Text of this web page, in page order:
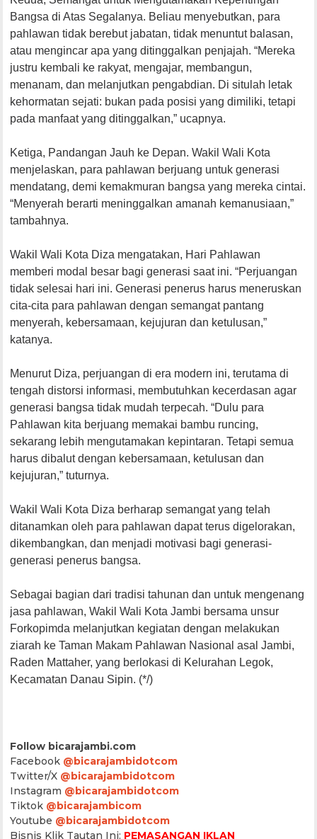
Bangsa di Atas Segalanya. Beliau menyebutkan, para
pahlawan tidak berebut jabatan, tidak menuntut balasan,
atau mengincar apa yang ditinggalkan penjajah. “Mereka
justru kembali ke rakyat, mengajar, membangun,
menanam, dan melanjutkan pengabdian. Di situlah letak
kehormatan sejati: bukan pada posisi yang dimiliki, tetapi
pada manfaat yang ditinggalkan,” ucapnya.
Ketiga, Pandangan Jauh ke Depan. Wakil Wali Kota
menjelaskan, para pahlawan berjuang untuk generasi
mendatang, demi kemakmuran bangsa yang mereka cintai.
“Menyerah berarti meninggalkan amanah kemanusiaan,”
tambahnya.
Wakil Wali Kota Diza mengatakan, Hari Pahlawan
memberi modal besar bagi generasi saat ini. “Perjuangan
tidak selesai hari ini. Generasi penerus harus meneruskan
cita-cita para pahlawan dengan semangat pantang
menyerah, kebersamaan, kejujuran dan ketulusan,”
katanya.
​Menurut Diza, perjuangan di era modern ini, terutama di
tengah distorsi informasi, membutuhkan kecerdasan agar
generasi bangsa tidak mudah terpecah. “Dulu para
Pahlawan kita berjuang memakai bambu runcing,
sekarang lebih mengutamakan kepintaran. Tetapi semua
harus dibalut dengan kebersamaan, ketulusan dan
kejujuran,” tuturnya.
Wakil Wali Kota Diza berharap semangat yang telah
ditanamkan oleh para pahlawan dapat terus digelorakan,
dikembangkan, dan menjadi motivasi bagi generasi-
generasi penerus bangsa.
​Sebagai bagian dari tradisi tahunan dan untuk mengenang
jasa pahlawan, Wakil Wali Kota Jambi bersama unsur
Forkopimda melanjutkan kegiatan dengan melakukan
ziarah ke Taman Makam Pahlawan Nasional asal Jambi,
Raden Mattaher, yang berlokasi di Kelurahan Legok,
Kecamatan Danau Sipin. (*/)
Follow bicarajambi.com
Facebook @bicarajambidotcom
Twitter/X @bicarajambidotcom
Instagram @bicarajambidotcom
Tiktok @bicarajambicom
Youtube @bicarajambidotcom
Bisnis Klik Tautan Ini: PEMASANGAN IKLAN